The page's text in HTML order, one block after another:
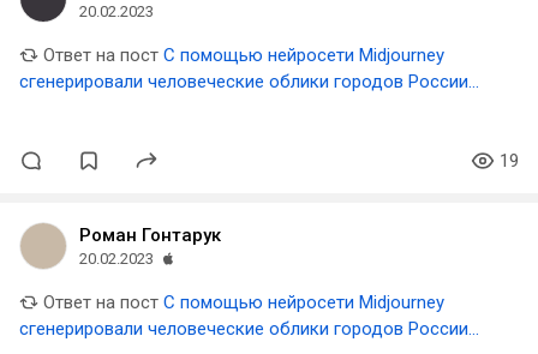
20.02.2023
Ответ на пост С помощью нейросети Midjourney
сгенерировали человеческие облики городов России
19
Роман Гонтарук
20.02.2023
Ответ на пост С помощью нейросети Midjourney
сгенерировали человеческие облики городов России